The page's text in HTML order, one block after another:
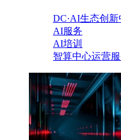
DC·AI生态创新
AI服务
AI培训
智算中心运营